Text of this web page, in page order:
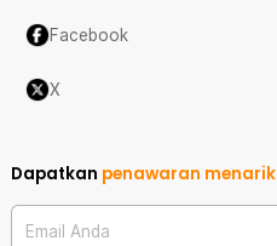
Facebook
X
Dapatkan penawaran menarik
Email Anda